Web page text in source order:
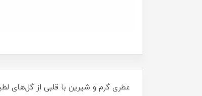
عطری گرم و شیرین با قلبی از گل‌های